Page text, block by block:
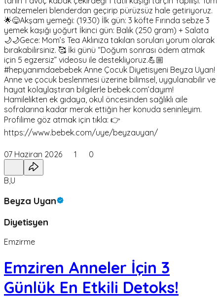
malzemeleri blenderdan geçirip pürüzsüz hale getiriyoruz.
🌟😋Akşam yemeği: (19.30) İlk gün: 3 köfte Fırında sebze 3
yemek kaşığı yoğurt İkinci gün: Balık (250 gram) + Salata
🌙🌙Gece: Mom’s Tea Aklınıza takılan soruları yorum olarak
bırakabilirsiniz. 🥰 İki günü “Doğum sonrası ödem atmak
için 5 egzersiz” videosu ile destekliyoruz.💪🏼
#hepyanımdaebebek Anne Çocuk Diyetisyeni Beyza Uyan!
Anne ve çocuk beslenmesi üzerine bilimsel, uygulanabilir ve
hayat kolaylaştıran bilgilerle bebek.com’dayım!
Hamilelikten ek gıdaya, okul öncesinden sağlıklı aile
sofralarına kadar merak ettiğin her konuda seninleyim.
Profilime göz atmak için tıkla: 👉
https://www.bebek.com/uye/beyzauyan/
07 Haziran 2026 1 0
B,U
Beyza Uyan
Diyetisyen
Emzirme
Emziren Anneler İçin 3
Günlük En Etkili Detoks!